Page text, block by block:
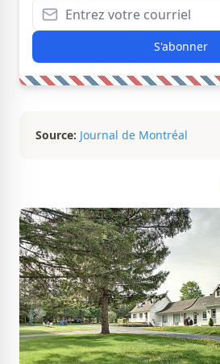
S'abonner
Source: Journal de Montréal